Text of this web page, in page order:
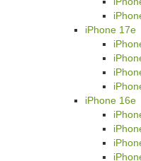
iPhone 17e
iPhone 16e